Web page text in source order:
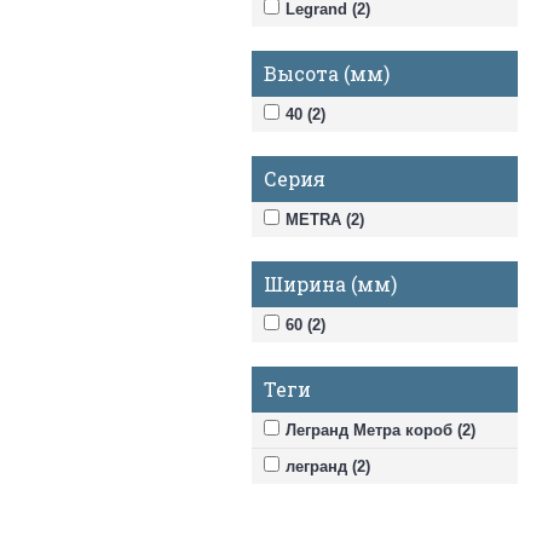
Legrand (2)
Высота (мм)
40 (2)
Серия
METRA (2)
Ширина (мм)
60 (2)
Теги
Легранд Метра короб (2)
легранд (2)